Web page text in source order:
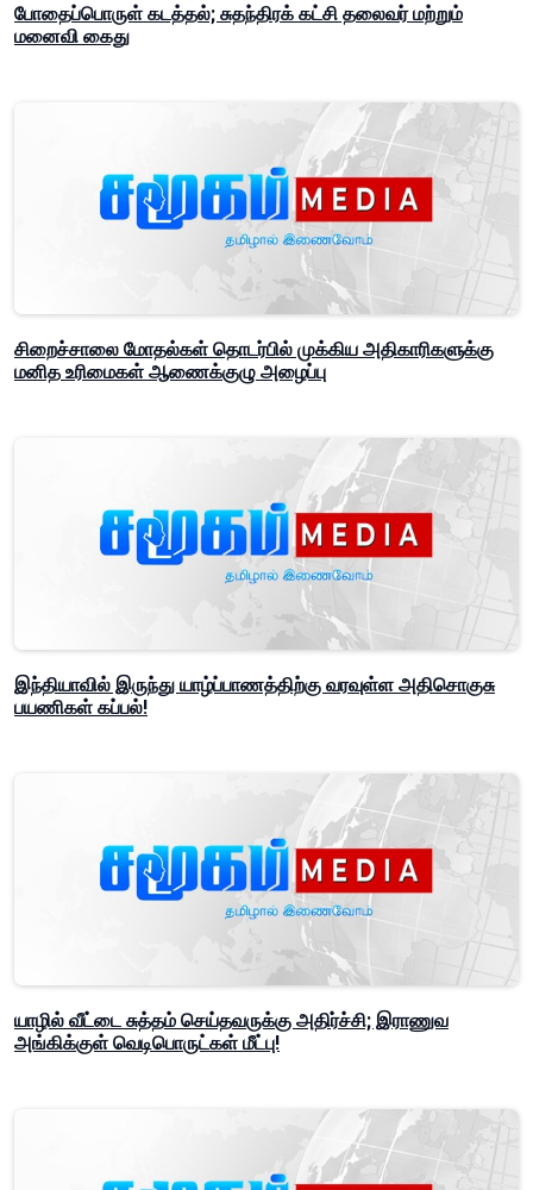
போதைப்பொருள் கடத்தல்; சுதந்திரக் கட்சி தலைவர் மற்றும்
மனைவி கைது
சிறைச்சாலை மோதல்கள் தொடர்பில் முக்கிய அதிகாரிகளுக்கு
மனித உரிமைகள் ஆணைக்குழு அழைப்பு
இந்தியாவில் இருந்து யாழ்ப்பாணத்திற்கு வரவுள்ள அதிசொகுசு
பயணிகள் கப்பல்!
யாழில் வீட்டை சுத்தம் செய்தவருக்கு அதிர்ச்சி; இராணுவ
அங்கிக்குள் வெடிபொருட்கள் மீட்பு!